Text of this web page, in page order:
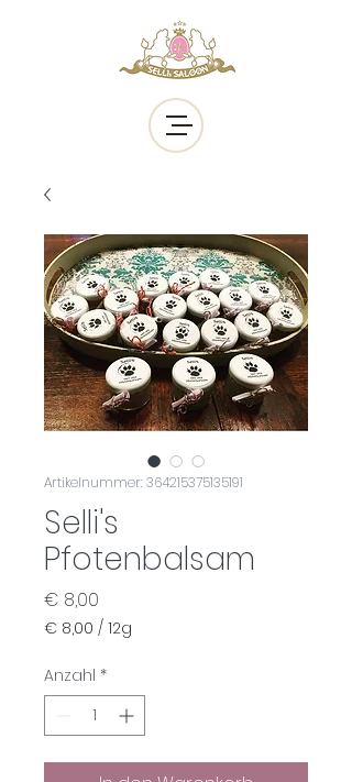
Artikelnummer: 364215375135191
Selli's
Pfotenbalsam
€ 8,00
€ 8,00 / 12g
pro
12
Gramm
Anzahl *